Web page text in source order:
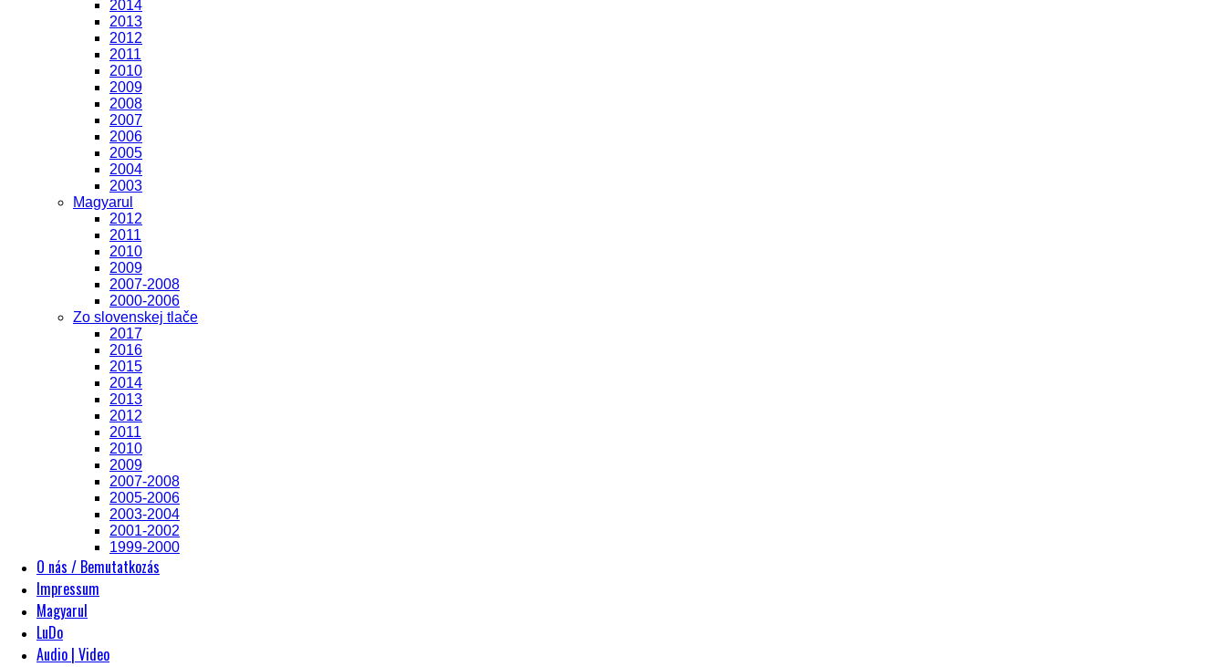
2014
2013
2012
2011
2010
2009
2008
2007
2006
2005
2004
2003
Magyarul
2012
2011
2010
2009
2007-2008
2000-2006
Zo slovenskej tlače
2017
2016
2015
2014
2013
2012
2011
2010
2009
2007-2008
2005-2006
2003-2004
2001-2002
1999-2000
O nás / Bemutatkozás
Impressum
Magyarul
LuDo
Audio | Video